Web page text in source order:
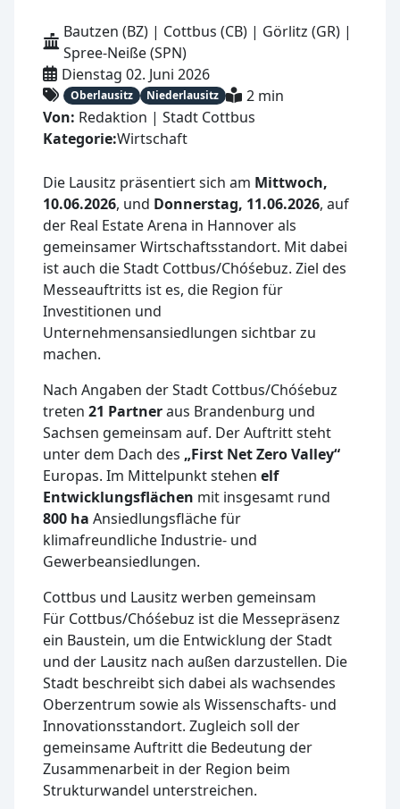
Bautzen (BZ) | Cottbus (CB) | Görlitz (GR) |
Spree-Neiße (SPN)
Dienstag 02. Juni 2026
Oberlausitz Niederlausitz
2 min
Von: Redaktion | Stadt Cottbus
Kategorie:Wirtschaft
Die Lausitz präsentiert sich am Mittwoch,
10.06.2026, und Donnerstag, 11.06.2026, auf
der Real Estate Arena in Hannover als
gemeinsamer Wirtschaftsstandort. Mit dabei
ist auch die Stadt Cottbus/Chóśebuz. Ziel des
Messeauftritts ist es, die Region für
Investitionen und
Unternehmensansiedlungen sichtbar zu
machen.
Nach Angaben der Stadt Cottbus/Chóśebuz
treten 21 Partneraus Brandenburg und
Sachsen gemeinsam auf. Der Auftritt steht
unter dem Dach des „First Net Zero Valley“
Europas. Im Mittelpunkt stehen elf
Entwicklungsflächen mit insgesamt rund
800 ha Ansiedlungsfläche für
klimafreundliche Industrie- und
Gewerbeansiedlungen.
Cottbus und Lausitz werben gemeinsam
Für Cottbus/Chóśebuz ist die Messepräsenz
ein Baustein, um die Entwicklung der Stadt
und der Lausitz nach außen darzustellen. Die
Stadt beschreibt sich dabei als wachsendes
Oberzentrum sowie als Wissenschafts- und
Innovationsstandort. Zugleich soll der
gemeinsame Auftritt die Bedeutung der
Zusammenarbeit in der Region beim
Strukturwandel unterstreichen.